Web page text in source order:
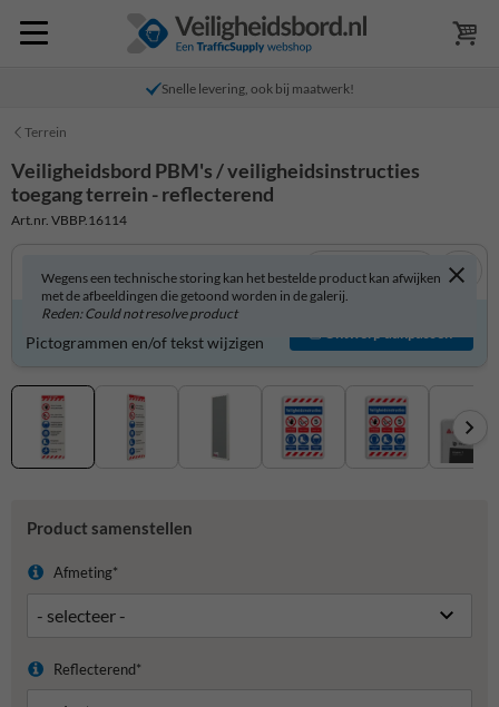
Snelle levering, ook bij maatwerk!
Terrein
Veiligheidsbord PBM's / veiligheidsinstructies
toegang terrein - reflecterend
Art.nr. VBBP.16114
Wegens een technische storing kan het bestelde product kan afwijken
met de afbeeldingen die getoond worden in de galerij.
Reden: Could not resolve product
Bekijk in 3D
Veiligheidsbord zelf aanpassen?
Pictogrammen en/of tekst wijzigen
Ontwerp aanpassen
Product samenstellen
Afmeting*
Reflecterend*